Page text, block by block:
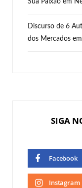
Sua Paixão em
Discurso de 6
dos Mercados
SIGA
Facebook
Instagram